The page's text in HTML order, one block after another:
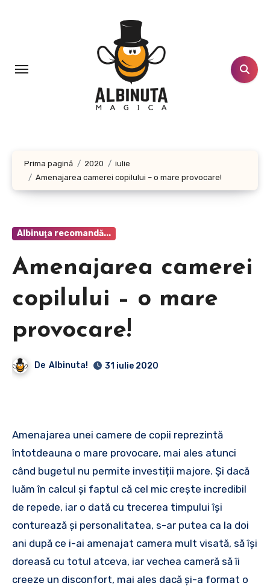
Prima pagină 2020
iulie
Amenajarea camerei copilului – o mare provocare!
Albinuţa recomandă...
Amenajarea camerei
copilului – o mare
provocare!
De Albinuta! 31 iulie 2020
Amenajarea unei camere de copii reprezintă
întotdeauna o mare provocare, mai ales atunci
când bugetul nu permite investiții majore. Și dacă
luăm în calcul și faptul că cel mic crește incredibil
de repede, iar o dată cu trecerea timpului își
conturează și personalitatea, s-ar putea ca la doi
ani după ce i-ai amenajat camera mult visată, să își
doreasă cu totul atceva, iar vechea cameră să îi
creeze un disconfort, mai ales dacă și-a format o